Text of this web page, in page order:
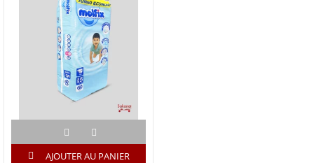
AJOUTER AU PANIER